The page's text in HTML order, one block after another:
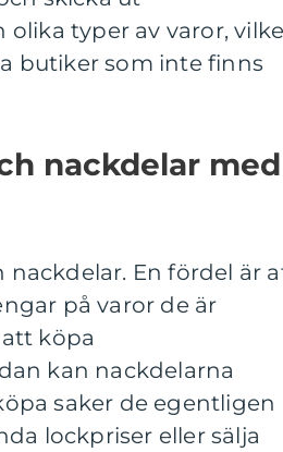
typer av varor,
butiker som inte finns
nackdelar med
En fördel är
på varor de är
köpa
kan nackdelarna
saker de egentligen
lockpriser eller sälja